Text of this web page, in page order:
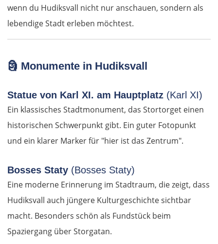
wenn du Hudiksvall nicht nur anschauen, sondern als
lebendige Stadt erleben möchtest.
🗿 Monumente in Hudiksvall
Statue von Karl XI. am Hauptplatz (Karl XI)
Ein klassisches Stadtmonument, das Stortorget einen
historischen Schwerpunkt gibt. Ein guter Fotopunkt
und ein klarer Marker für "hier ist das Zentrum".
Bosses Staty (Bosses Staty)
Eine moderne Erinnerung im Stadtraum, die zeigt, dass
Hudiksvall auch jüngere Kulturgeschichte sichtbar
macht. Besonders schön als Fundstück beim
Spaziergang über Storgatan.
Zagreb
Italien
Triest
Padua
Ferrara